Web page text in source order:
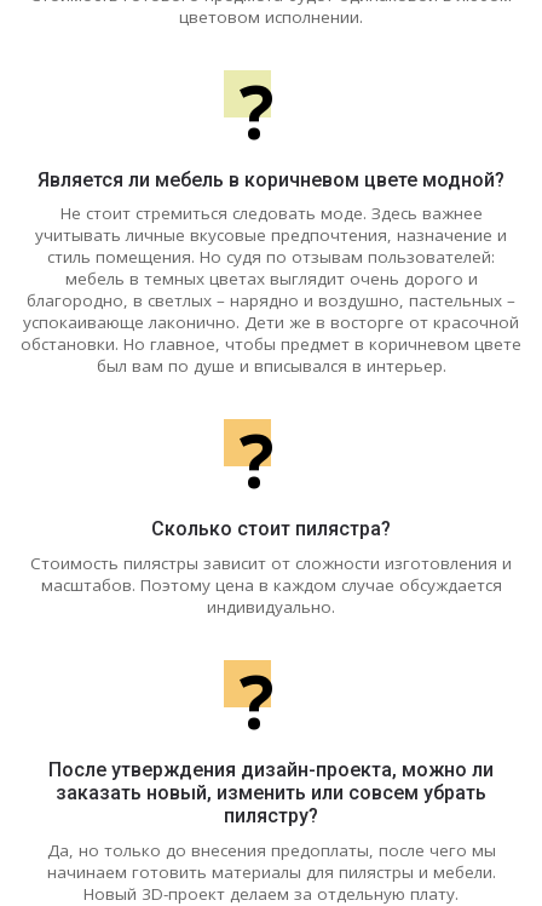
цветовом исполнении.
?
Является ли мебель в коричневом цвете модной?
Не стоит стремиться следовать моде. Здесь важнее
учитывать личные вкусовые предпочтения, назначение и
стиль помещения. Но судя по отзывам пользователей:
мебель в темных цветах выглядит очень дорого и
благородно, в светлых – нарядно и воздушно, пастельных –
успокаивающе лаконично. Дети же в восторге от красочной
обстановки. Но главное, чтобы предмет в коричневом цвете
был вам по душе и вписывался в интерьер.
?
Сколько стоит пилястра?
Стоимость пилястры зависит от сложности изготовления и
масштабов. Поэтому цена в каждом случае обсуждается
индивидуально.
?
После утверждения дизайн-проекта, можно ли
заказать новый, изменить или совсем убрать
пилястру?
Да, но только до внесения предоплаты, после чего мы
начинаем готовить материалы для пилястры и мебели.
Новый 3D-проект делаем за отдельную плату.